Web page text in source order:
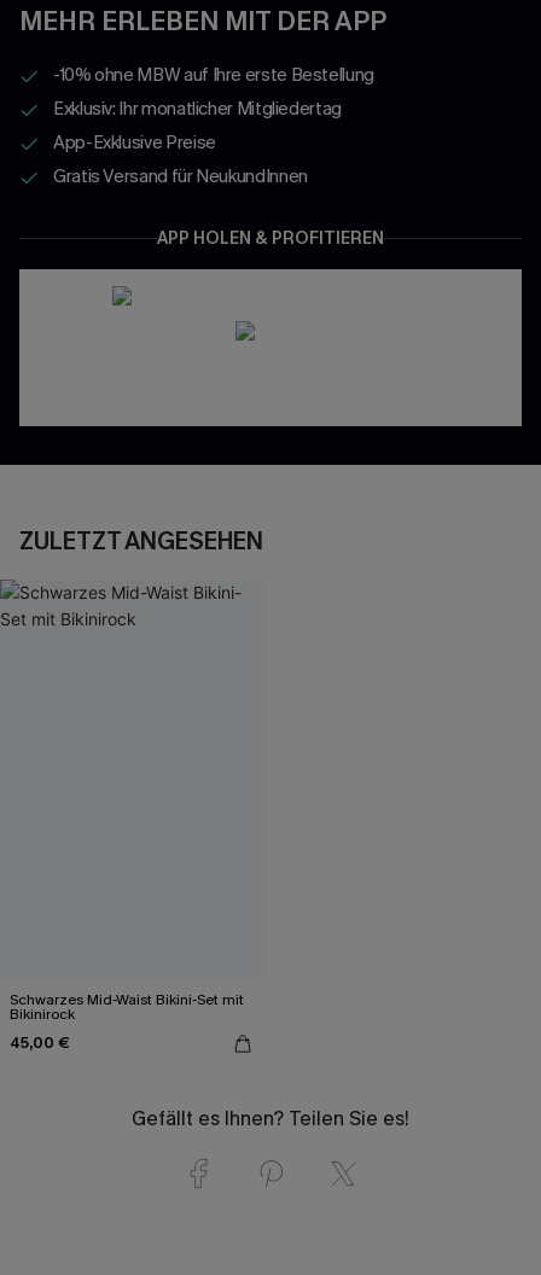
MEHR ERLEBEN MIT DER APP
-10% ohne MBW auf Ihre erste Bestellung
Exklusiv: Ihr monatlicher Mitgliedertag
App-Exklusive Preise
Gratis Versand für NeukundInnen
APP HOLEN & PROFITIEREN
ZULETZT ANGESEHEN
Schwarzes Mid-Waist Bikini-Set mit
Bikinirock
45,00 €
Gefällt es Ihnen? Teilen Sie es!